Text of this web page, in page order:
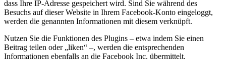
dass Ihre IP-Adresse gespeichert wird. Sind Sie während des
Besuchs auf dieser Website in Ihrem Facebook-Konto eingeloggt,
werden die genannten Informationen mit diesem verknüpft.
Nutzen Sie die Funktionen des Plugins – etwa indem Sie einen
Beitrag teilen oder „liken“ –, werden die entsprechenden
Informationen ebenfalls an die Facebook Inc. übermittelt.